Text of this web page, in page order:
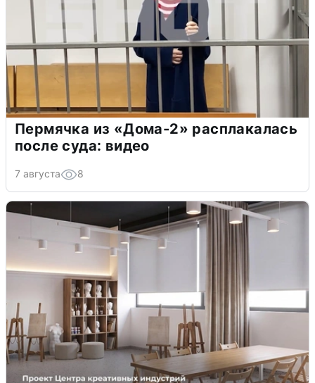
Пермячка из «Дома-2» расплакалась
после суда: видео
7 августа 8